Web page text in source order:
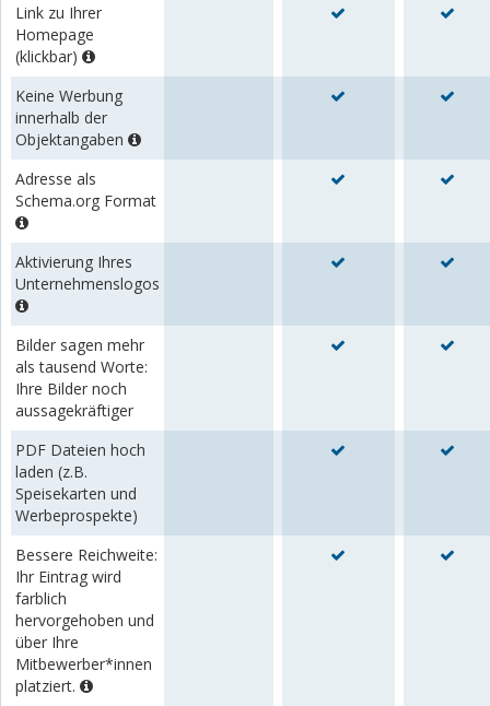
Link zu Ihrer
Homepage
(klickbar)
Keine Werbung
innerhalb der
Objektangaben
Adresse als
Schema.org Format
Aktivierung Ihres
Unternehmenslogos
Bilder sagen mehr
als tausend Worte:
Ihre Bilder noch
aussagekräftiger
PDF Dateien hoch
laden (z.B.
Speisekarten und
Werbeprospekte)
Bessere Reichweite:
Ihr Eintrag wird
farblich
hervorgehoben und
über Ihre
Mitbewerber*innen
platziert.